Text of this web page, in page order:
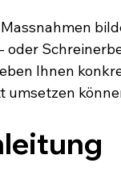
oder
Ihnen
umsetzen